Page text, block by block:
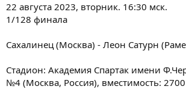
22 августа 2023, вторник. 16:30 мск.
1/128 финала
Сахалинец (Москва) - Леон Сатурн
Стадион: Академия Спартак имени
№4 (Москва, Россия), вместимость: 2700